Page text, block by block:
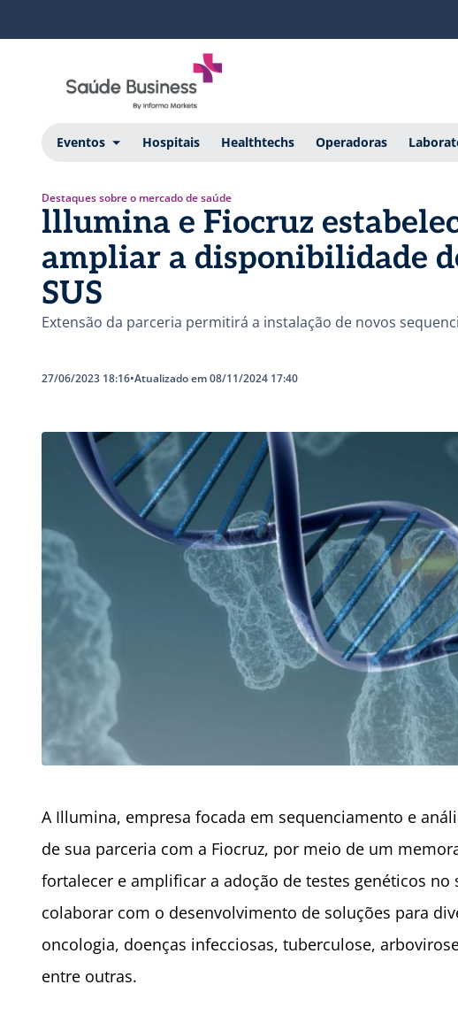
Eventos Hospitais Healthtechs Operadoras
Destaques sobre o mercado de saúde
lllumina e Fiocruz
ampliar a disponibilidade
SUS
Extensão da parceria permitirá a instalação de novos
27/06/2023 18:16•Atualizado em 08/11/2024 17:40
A Illumina, empresa focada em sequenciamento e
de sua parceria com a Fiocruz, por meio de um
fortalecer e amplificar a adoção de testes genéticos no
colaborar com o desenvolvimento de soluções para
oncologia, doenças infecciosas, tuberculose,
entre outras.